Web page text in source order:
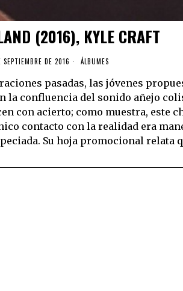
(2016), KYLE CRAFT
SEPTIEMBRE DE 2016 ÁLBUMES
pasadas, las jóvenes
la confluencia del sonido añejo
con acierto; como muestra, este
contacto con la realidad era
Su hoja promocional relata